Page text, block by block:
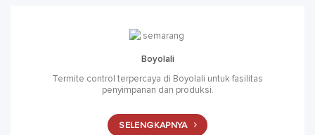
Boyolali
Termite control terpercaya di Boyolali untuk fasilitas
penyimpanan dan produksi.
SELENGKAPNYA